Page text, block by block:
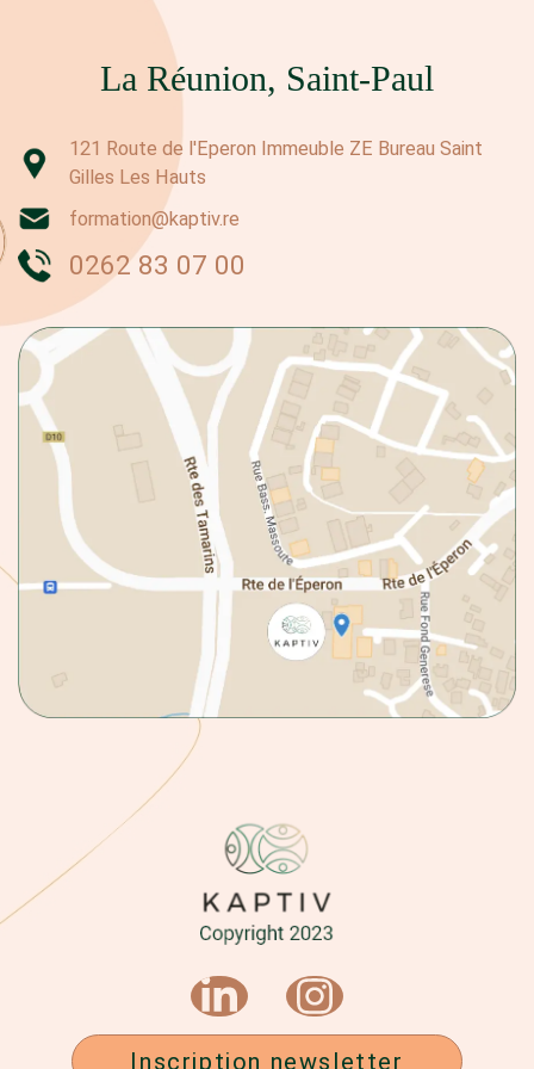
La Réunion, Saint-Paul
121 Route de l'Eperon Immeuble ZE Bureau Saint
Gilles Les Hauts
formation@kaptiv.re
0262 83 07 00
Inscription newsletter